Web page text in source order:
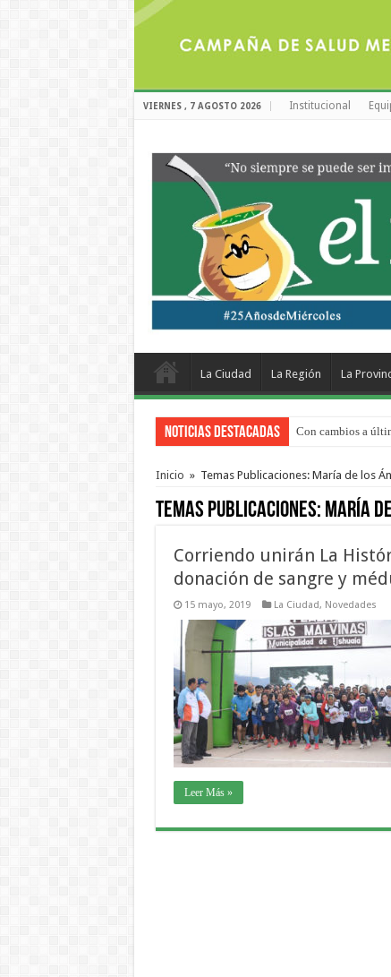
VIERNES , 7 AGOSTO 2026 Institucional
La Ciudad La Región La
Noticias Destacadas Con cambios a
Del viernes 7 al
Inicio » Temas Publicaciones: María de los
Temas Publicaciones: María
Corriendo unirán La
donación de sangre y
15 mayo, 2019 La Ciudad, Novedades
Leer Más »